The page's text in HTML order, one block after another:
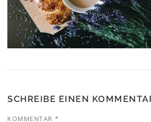
SCHREIBE EINEN
KOMMENTAR *